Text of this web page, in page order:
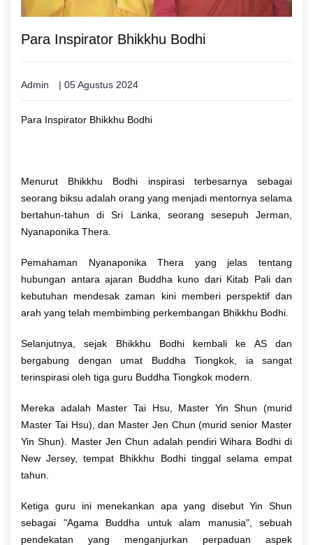
Para Inspirator Bhikkhu Bodhi
Admin | 05 Agustus 2024
Para Inspirator Bhikkhu Bodhi
Menurut Bhikkhu Bodhi inspirasi terbesarnya sebagai
seorang biksu adalah orang yang menjadi mentornya selama
bertahun-tahun di Sri Lanka, seorang sesepuh Jerman,
Nyanaponika Thera.
Pemahaman Nyanaponika Thera yang jelas tentang
hubungan antara ajaran Buddha kuno dari Kitab Pali dan
kebutuhan mendesak zaman kini memberi perspektif dan
arah yang telah membimbing perkembangan Bhikkhu Bodhi.
Selanjutnya, sejak Bhikkhu Bodhi kembali ke AS dan
bergabung dengan umat Buddha Tiongkok, ia sangat
terinspirasi oleh tiga guru Buddha Tiongkok modern.
Mereka adalah Master Tai Hsu, Master Yin Shun (murid
Master Tai Hsu), dan Master Jen Chun (murid senior Master
Yin Shun). Master Jen Chun adalah pendiri Wihara Bodhi di
New Jersey, tempat Bhikkhu Bodhi tinggal selama empat
tahun.
Ketiga guru ini menekankan apa yang disebut Yin Shun
sebagai "Agama Buddha untuk alam manusia", sebuah
pendekatan yang menganjurkan perpaduan aspek